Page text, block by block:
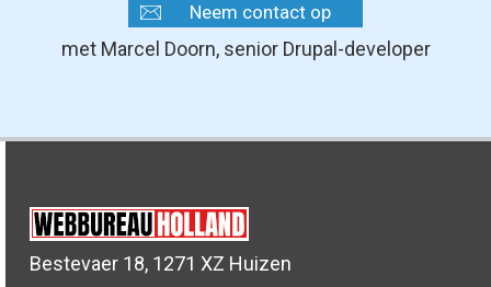
Neem contact op
met Marcel Doorn, senior Drupal-developer
Bestevaer 18, 1271 XZ Huizen